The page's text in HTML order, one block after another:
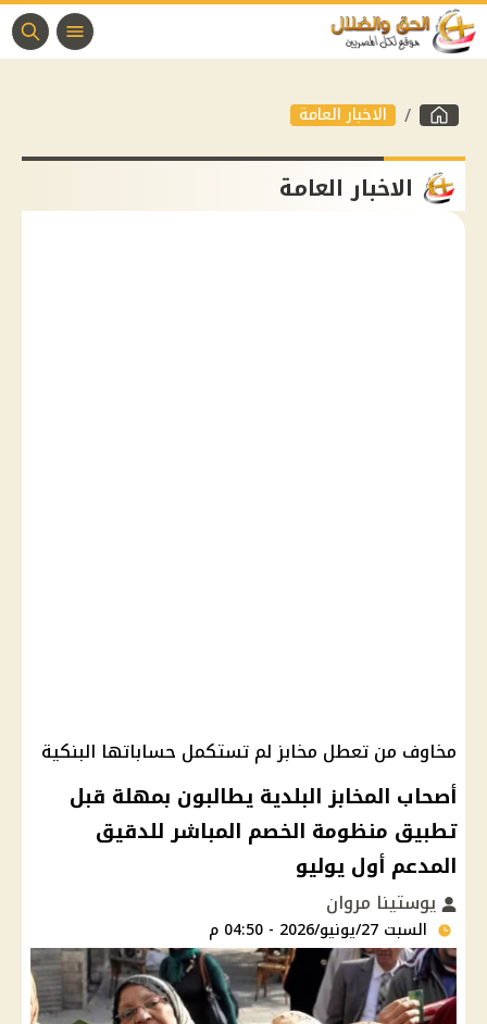
الاخبار العامة
الاخبار العامة
مخاوف من تعطل مخابز لم تستكمل حساباتها البنكية
أصحاب المخابز البلدية يطالبون بمهلة قبل
تطبيق منظومة الخصم المباشر للدقيق
المدعم أول يوليو
يوستينا مروان
السبت 27/يونيو/2026 - 04:50 م